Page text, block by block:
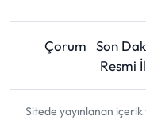
Çorum Son
Resmi
Sitede yayınlanan